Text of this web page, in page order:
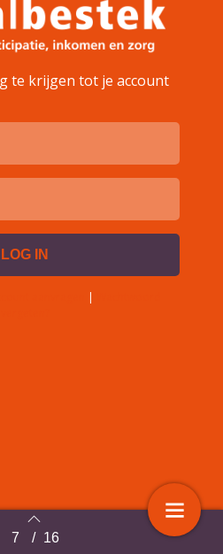
7 / 16
te krijgen tot je account
|